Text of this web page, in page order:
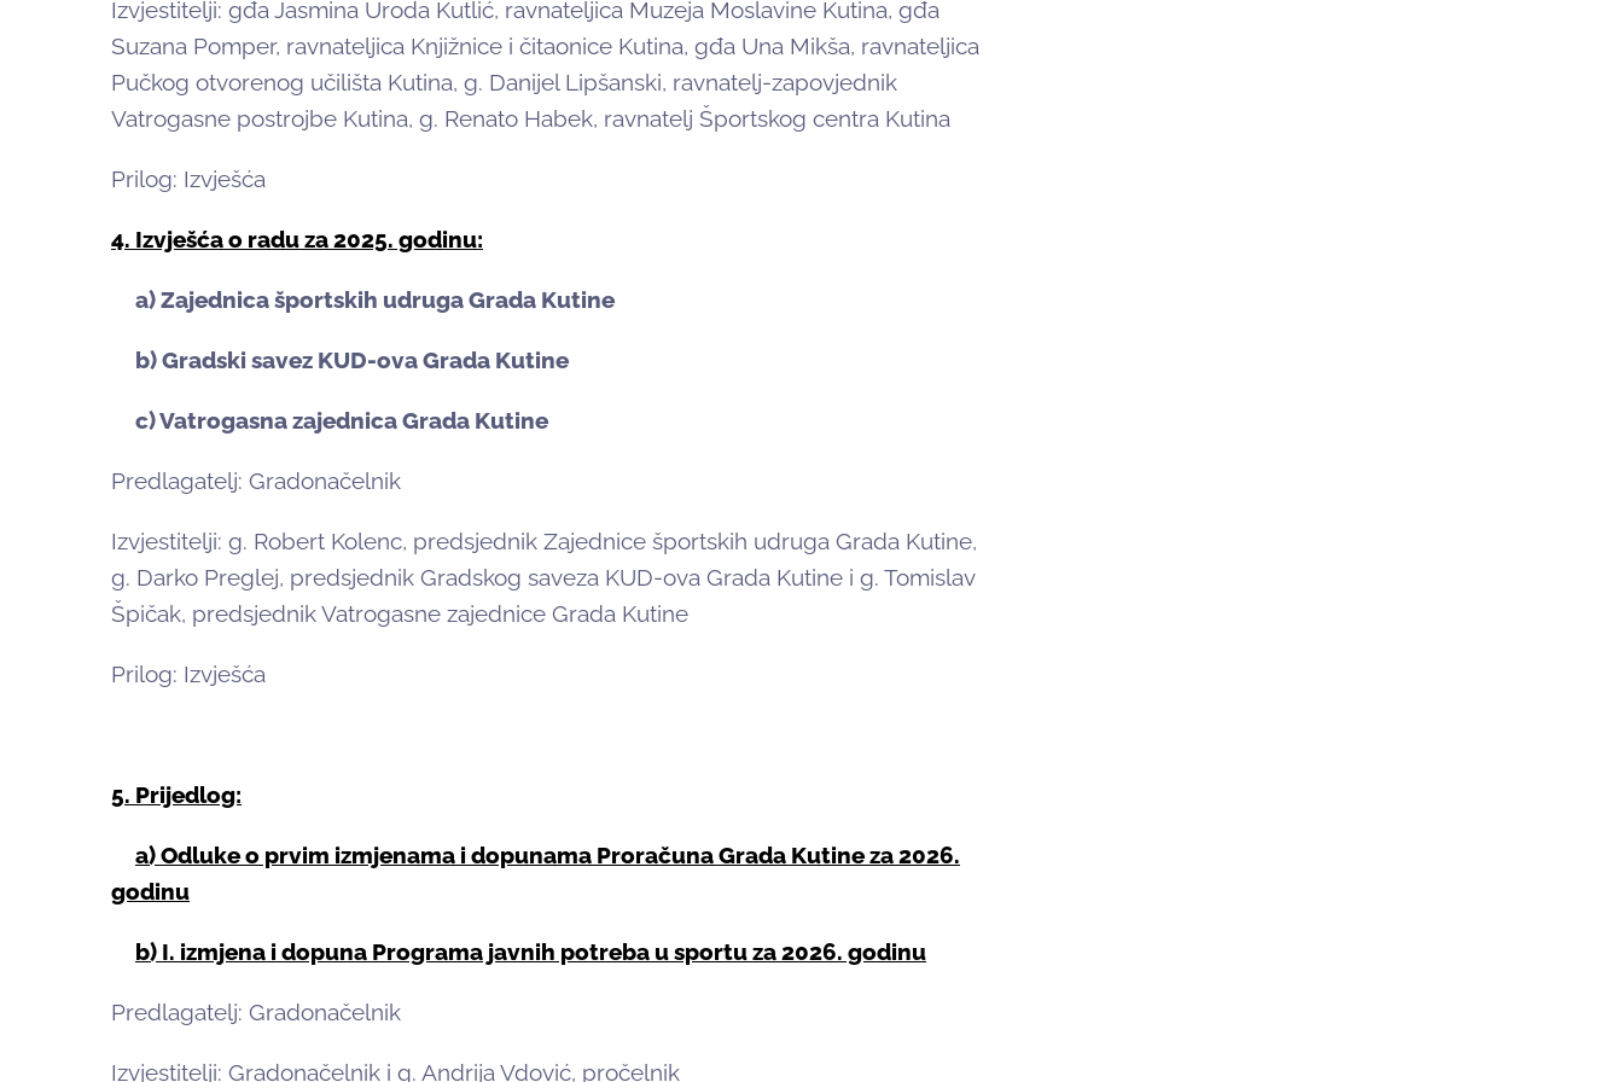
Izvjestitelji: gđa Jasmina Uroda Kutlić, ravnateljica Muzeja Moslavine Kutina, gđa
Suzana Pomper, ravnateljica Knjižnice i čitaonice Kutina, gđa Una Mikša, ravnateljica
Pučkog otvorenog učilišta Kutina, g. Danijel Lipšanski, ravnatelj-zapovjednik
Vatrogasne postrojbe Kutina, g. Renato Habek, ravnatelj Športskog centra Kutina
Prilog: Izvješća
4. Izvješća o radu za 2025. godinu:
a) Zajednica športskih udruga Grada Kutine
b) Gradski savez KUD-ova Grada Kutine
c) Vatrogasna zajednica Grada Kutine
Predlagatelj: Gradonačelnik
Izvjestitelji: g. Robert Kolenc, predsjednik Zajednice športskih udruga Grada Kutine,
g. Darko Preglej, predsjednik Gradskog saveza KUD-ova Grada Kutine i g. Tomislav
Špičak, predsjednik Vatrogasne zajednice Grada Kutine
Prilog: Izvješća
5. Prijedlog:
a) Odluke o prvim izmjenama i dopunama Proračuna Grada Kutine za 2026.
godinu
b) I. izmjena i dopuna Programa javnih potreba u sportu za 2026. godinu
Predlagatelj: Gradonačelnik
Izvjestitelji: Gradonačelnik i g. Andrija Vdović, pročelnik